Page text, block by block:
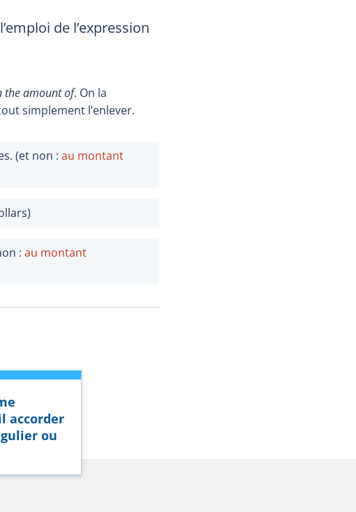
de l’expression
the amount of. On la
simplement l’enlever.
(et non : au montant
: au montant
accorder
ou